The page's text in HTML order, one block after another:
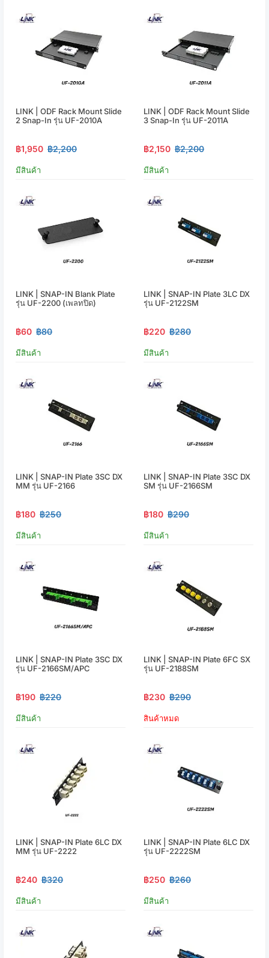
LINK | ODF Rack Mount Slide
2 Snap-In รุ่น UF-2010A
฿1,950 ฿2,200
มีสินค้า
LINK | ODF Rack Mount Slide
3 Snap-In รุ่น UF-2011A
฿2,150 ฿2,200
มีสินค้า
LINK | SNAP-IN Blank Plate
รุ่น UF-2200 (เพลทปิด)
฿60 ฿80
มีสินค้า
LINK | SNAP-IN Plate 3LC DX
รุ่น UF-2122SM
฿220 ฿280
มีสินค้า
LINK | SNAP-IN Plate 3SC DX
MM รุ่น UF-2166
฿180 ฿250
มีสินค้า
LINK | SNAP-IN Plate 3SC DX
SM รุ่น UF-2166SM
฿180 ฿290
มีสินค้า
LINK | SNAP-IN Plate 3SC DX
รุ่น UF-2166SM/APC
฿190 ฿220
มีสินค้า
LINK | SNAP-IN Plate 6FC SX
รุ่น UF-2188SM
฿230 ฿290
สินค้าหมด
LINK | SNAP-IN Plate 6LC DX
MM รุ่น UF-2222
฿240 ฿320
มีสินค้า
LINK | SNAP-IN Plate 6LC DX
รุ่น UF-2222SM
฿250 ฿260
มีสินค้า